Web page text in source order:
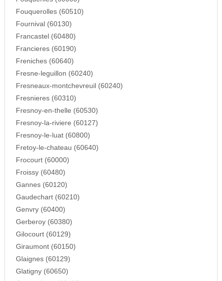
Fouquerolles (60510)
Fournival (60130)
Francastel (60480)
Francieres (60190)
Freniches (60640)
Fresne-leguillon (60240)
Fresneaux-montchevreuil (60240)
Fresnieres (60310)
Fresnoy-en-thelle (60530)
Fresnoy-la-riviere (60127)
Fresnoy-le-luat (60800)
Fretoy-le-chateau (60640)
Frocourt (60000)
Froissy (60480)
Gannes (60120)
Gaudechart (60210)
Genvry (60400)
Gerberoy (60380)
Gilocourt (60129)
Giraumont (60150)
Glaignes (60129)
Glatigny (60650)